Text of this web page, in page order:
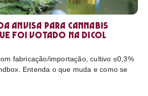
Anvisa para cannabis
foi votado na Dicol
fabricação/importação, cultivo ≤0,3%
Entenda o que muda e como se